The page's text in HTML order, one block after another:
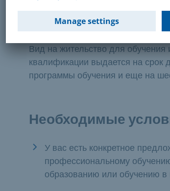
Срок действия
Вид на жительство для
квалификации выдается на срок
программы обучения и еще на
Необходимые
У вас есть конкретное
профессиональному
образованию или обучению в